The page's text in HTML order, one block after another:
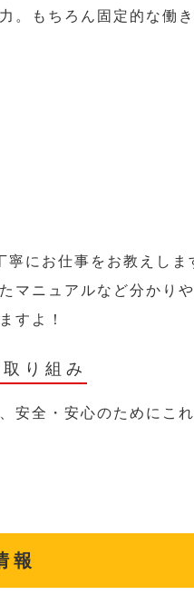
。もちろん固定的な働
にお仕事をお教えしま
マニュアルなど分かり
すよ！
り組み
安全・安心のためにこ
報